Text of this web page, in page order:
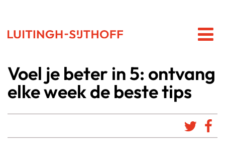
Voel je beter in 5: ontvang
elke week de beste tips